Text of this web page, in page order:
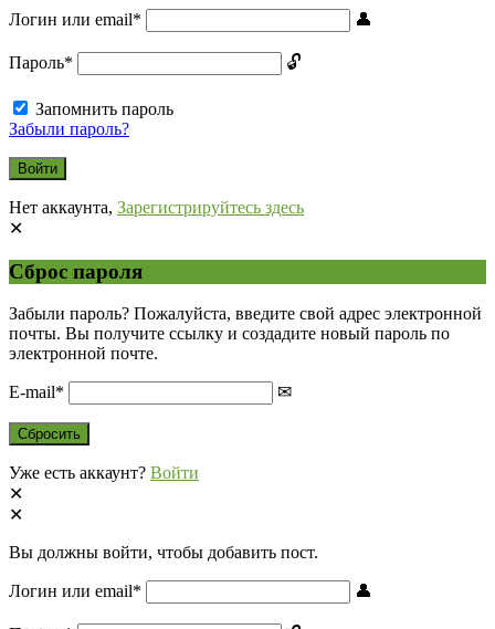
Логин или email*
Пароль*
Запомнить пароль
Забыли пароль?
Нет аккаунта, Зарегистрируйтесь здесь
Сброс пароля
Забыли пароль? Пожалуйста, введите свой адрес электронной
почты. Вы получите ссылку и создадите новый пароль по
электронной почте.
E-mail*
Уже есть аккаунт? Войти
Вы должны войти, чтобы добавить пост.
Логин или email*